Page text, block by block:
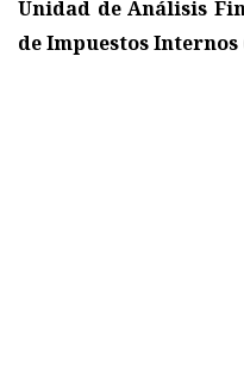
Unidad de Análisis
de Impuestos Internos